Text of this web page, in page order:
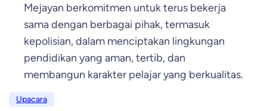
Mejayan berkomitmen untuk terus bekerja
sama dengan berbagai pihak, termasuk
kepolisian, dalam menciptakan lingkungan
pendidikan yang aman, tertib, dan
membangun karakter pelajar yang berkualitas.
Upacara